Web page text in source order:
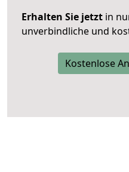
Erhalten Sie jetzt in
unverbindliche und
Kostenlose